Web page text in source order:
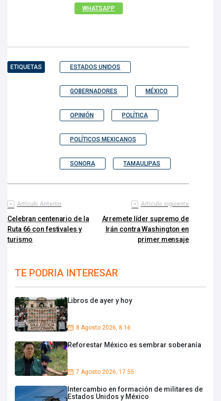
WHATSAPP
ETIQUETAS ESTADOS UNIDOS
GOBERNADORES MÉXICO
OPINIÓN POLÍTICA
POLÍTICOS MEXICANOS
SONORA TAMAULIPAS
Artículo Anterior
Celebran centenario de la
Ruta 66 con festivales y
turismo
Artículo siguiente
Arremete líder supremo de
Irán contra Washington en
primer mensaje
TE PODRIA INTERESAR
Libros de ayer y hoy
8 Agosto 2026, 8:16
Reforestar México es sembrar soberanía
7 Agosto 2026, 17:55
Intercambio en formación de militares de
Estados Unidos y México